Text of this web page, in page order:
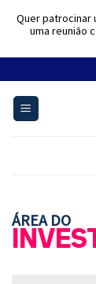
content
ÁREA DO
Quer patrocinar
uma reunião